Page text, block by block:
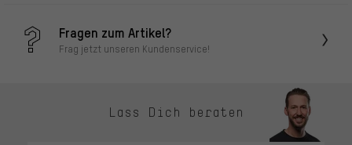
Fragen zum Artikel?
Frag jetzt unseren Kundenservice!
Lass Dich beraten